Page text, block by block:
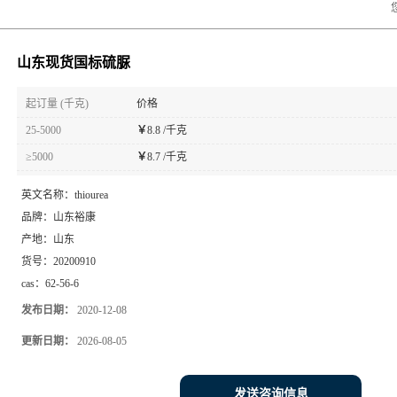
山东现货国标硫脲
起订量 (千克) 价格
25-5000 ￥8.8 /千克
≥5000 ￥8.7 /千克
英文名称： thiourea
品牌： 山东裕康
产地： 山东
货号： 20200910
cas： 62-56-6
发布日期： 2020-12-08
更新日期： 2026-08-05
发送咨询信息